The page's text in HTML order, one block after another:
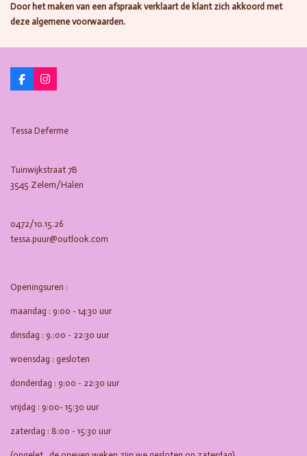
Door het maken van een afspraak verklaart de klant zich akkoord met
deze algemene voorwaarden.
F
a
o
I
n
g
m
Tessa Deferme
Tuinwijkstraat 7B
3545 Zelem/Halen
0472/10.15.26
tessa.puur@outlook.com
Openingsuren :
maandag : 9:00 - 14:30 uur
dinsdag : 9.:00 - 22:30 uur
woensdag : gesloten
donderdag : 9:00 - 22:30 uur
vrijdag : 9:00- 15:30 uur
zaterdag : 8:00 - 15:30 uur